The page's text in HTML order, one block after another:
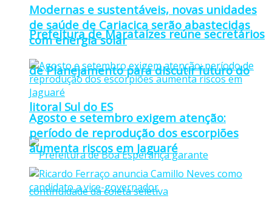
Prefeitura de Marataízes reúne secretários
de Planejamento para discutir futuro do
litoral Sul do ES
Modernas e sustentáveis, novas unidades
de saúde de Cariacica serão abastecidas
com energia solar
Agosto e setembro exigem atenção:
período de reprodução dos escorpiões
aumenta riscos em Jaguaré